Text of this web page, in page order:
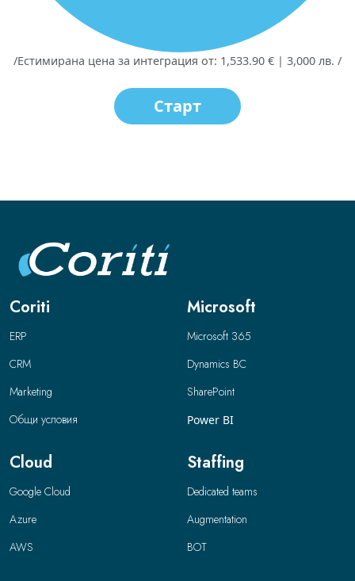
/Естимирана цена за интеграция от: 1,533.90 € | 3,000 лв. /
Старт
Coriti
ERP
CRM
Marketing
Общи условия
Microsoft
Microsoft 365
Dynamics BC
SharePoint
Power BI
Cloud
Google Cloud
Azure
AWS
Staffing
Dedicated teams
Augmentation
BOT